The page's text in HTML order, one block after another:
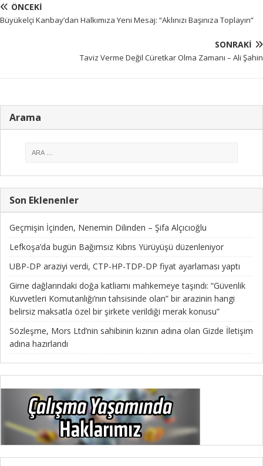
ÖNCEKI
Büyükelçi Kanbay’dan Halkımıza Yeni Mesaj: “Aklınızı Başınıza Toplayın”
SONRAKI
Taviz Verme Değil Cüretkar Olma Zamanı – Ali Şahin
Arama
Son Eklenenler
Geçmişin İçinden, Nenemin Dilinden – Şifa Alçıcıoğlu
Lefkoşa’da bugün Bağımsız Kıbrıs Yürüyüşü düzenleniyor
UBP-DP araziyi verdi, CTP-HP-TDP-DP fiyat ayarlaması yaptı
Girne dağlarındaki doğa katliamı mahkemeye taşındı: “Güvenlik
Kuvvetleri Komutanlığı’nın tahsisinde olan” bir arazinin hangi
belirsiz maksatla özel bir şirkete verildiği merak konusu”
Sözleşme, Mors Ltd’nin sahibinin kızının adına olan Gizde İletişim
adına hazırlandı